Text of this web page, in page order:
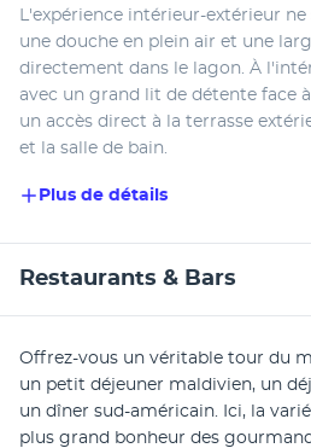
L'expérience intérieur-extérieur
une douche en plein air et une
directement dans le lagon. À
avec un grand lit de détente face
un accès direct à la terrasse
et la salle de bain.
Plus de détails
Restaurants & Bars
Offrez-vous un véritable tour du
un petit déjeuner maldivien, un
un dîner sud-américain. Ici, la
plus grand bonheur des